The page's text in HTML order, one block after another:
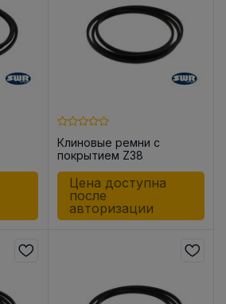
Клиновые ремни с
покрытием Z38
Цена доступна
после
авторизации